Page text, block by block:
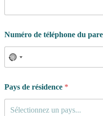
Numéro de téléphone du
Pays de résidence *
Sélectionnez un pays...